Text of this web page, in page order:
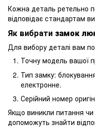
Кожна деталь ретельно
відповідає стандартам
Як вибрати замок
Для вибору деталі вам
Точну модель вашої
Тип замку:
електронне.
Серійний номер
Якщо виникли питання чи
допоможуть знайти